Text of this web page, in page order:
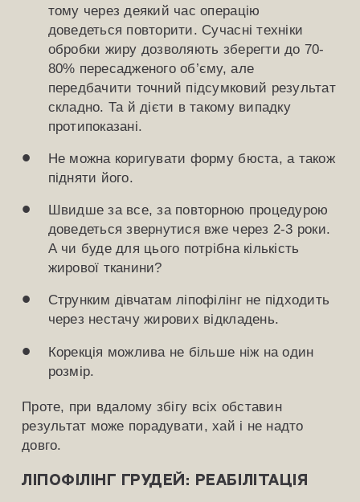
тому через деякий час операцію
доведеться повторити. Сучасні техніки
обробки жиру дозволяють зберегти до 70-
80% пересадженого об’єму, але
передбачити точний підсумковий результат
складно. Та й дієти в такому випадку
протипоказані.
Не можна коригувати форму бюста, а також
підняти його.
Швидше за все, за повторною процедурою
доведеться звернутися вже через 2-3 роки.
А чи буде для цього потрібна кількість
жирової тканини?
Струнким дівчатам ліпофілінг не підходить
через нестачу жирових відкладень.
Корекція можлива не більше ніж на один
розмір.
Проте, при вдалому збігу всіх обставин
результат може порадувати, хай і не надто
довго.
Ліпофілінг грудей: реабілітація